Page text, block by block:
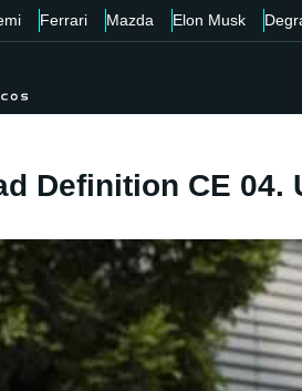
Ferrari Mazda Elon Musk
Definition CE